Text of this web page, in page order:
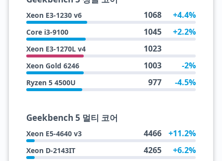
Xeon E3-1230 v6 1068 +4.4%
Core i3-9100 1045 +2.2%
Xeon E3-1270L v4 1023
Xeon Gold 6246 1003 -2%
Ryzen 5 4500U 977 -4.5%
Geekbench 5 멀티 코어
Xeon E5-4640 v3 4466 +11.2%
Xeon D-2143IT 4265 +6.2%